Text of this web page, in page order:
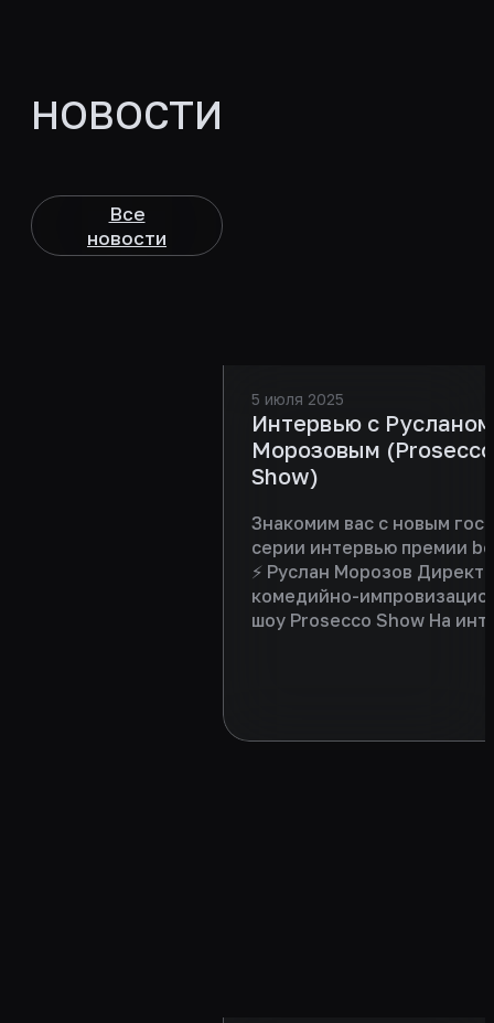
НОВОСТИ
Все
новости
5 июля 2025
Интервью с Русланом
Морозовым (Prosecco
Show)
Знакомим вас с новым
серии интервью премии
⚡ Руслан Морозов
комедийно-
шоу Prosecco Show На
2025/2026 сезона.